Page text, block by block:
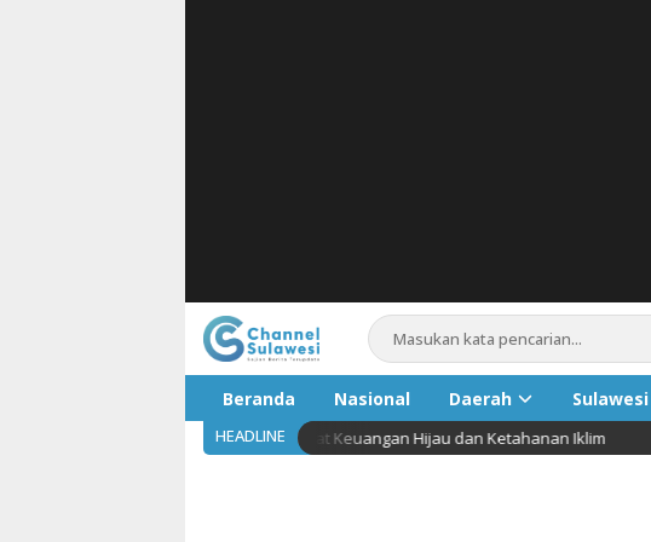
Beranda Nasional Daerah Sulawesi
Pariwisata
HEADLINE
Komitmen Perkuat Keuangan Hijau dan Ketahanan Iklim